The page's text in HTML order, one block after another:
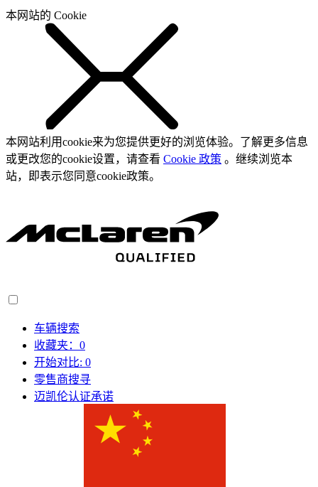
本网站的 Cookie
本网站利用cookie来为您提供更好的浏览体验。了解更多信息
或更改您的cookie设置，请查看 Cookie 政策 。继续浏览本
站，即表示您同意cookie政策。
车辆搜索
收藏夹： 0
开始对比: 0
零售商搜寻
迈凯伦认证承诺